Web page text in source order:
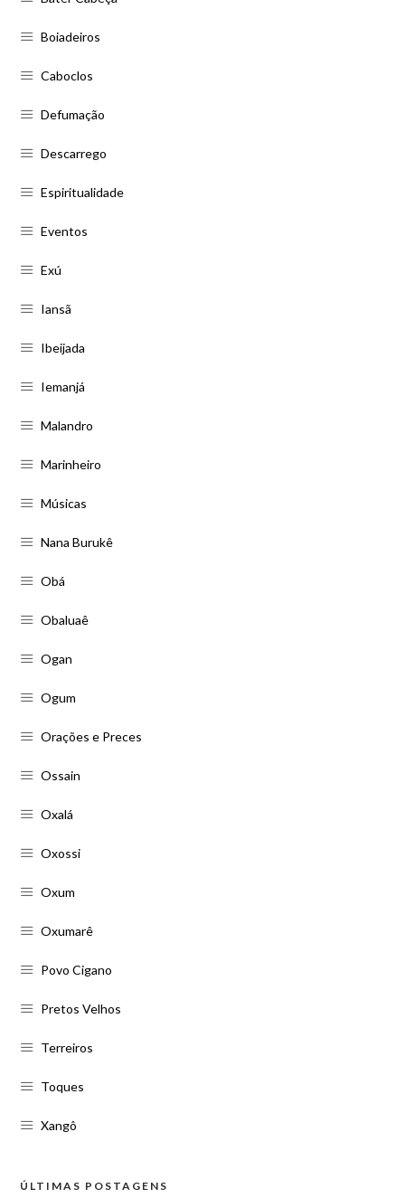
Boiadeiros
Caboclos
Defumação
Descarrego
Espiritualidade
Eventos
Exú
Iansã
Ibeijada
Iemanjá
Malandro
Marinheiro
Músicas
Nana Burukê
Obá
Obaluaê
Ogan
Ogum
Orações e Preces
Ossain
Oxalá
Oxossi
Oxum
Oxumarê
Povo Cigano
Pretos Velhos
Terreiros
Toques
Xangô
ÚLTIMAS POSTAGENS